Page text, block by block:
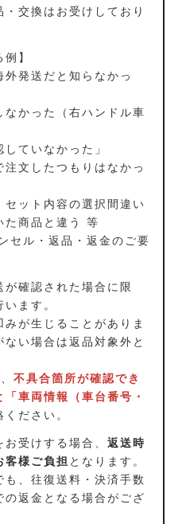
・交換はお受けしており
】
外発送だと知らなかっ
なかった（右ハンドル車
していなかった」
注文したつもりはなかっ
ット内容の選択間違い
た商品と違う 等
セル・返品・返金のご要
が確認された場合に限
ます。
みが生じることがありま
い場合は返品対象外と
不具合箇所が確認でき
車両情報（車台番号・
ださい。
受けする場合、 返送時
客様ご負担 となります。
も、往復送料・決済手数
返金となる場合がござ